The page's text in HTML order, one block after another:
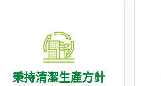
秉持清潔生產方針